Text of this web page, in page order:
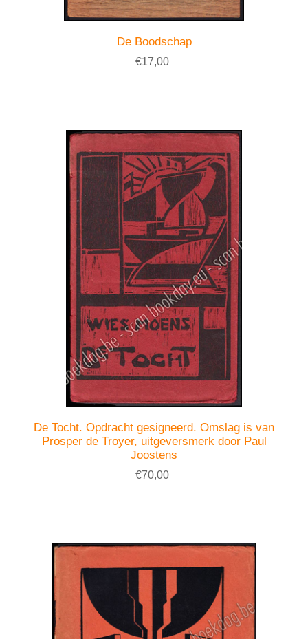
De Boodschap
€17,00
De Tocht. Opdracht gesigneerd. Omslag is van
Prosper de Troyer, uitgeversmerk door Paul
Joostens
€70,00